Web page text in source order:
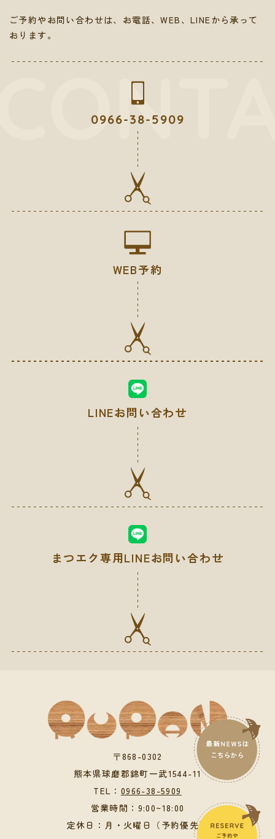
ご予約やお問い合わせは、お電話、WEB、LINEから承って
おります。
0966-38-5909
WEB予約
LINEお問い合わせ
まつエク専用LINEお問い合わせ
〒868-0302
熊本県球磨郡錦町一武1544-11
TEL： 0966-38-5909
営業時間：9:00~18:00
定休日：月・火曜日（予約優先）